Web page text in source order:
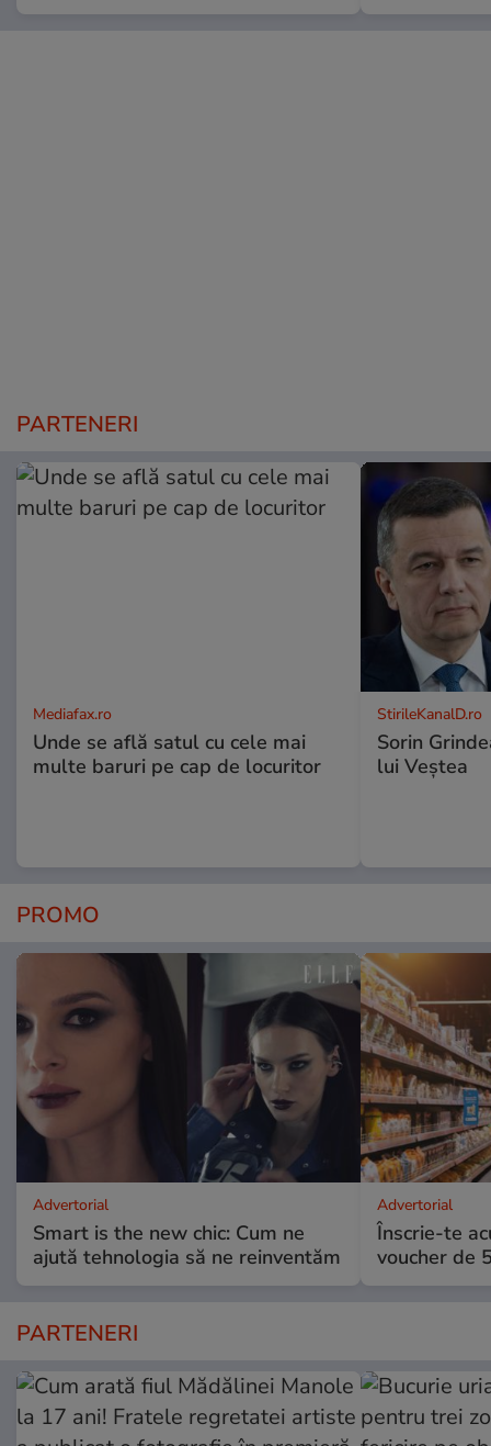
PARTENERI
Mediafax.ro
Unde se află satul cu cele mai
multe baruri pe cap de locuritor
StirileKanalD.ro
Sorin
lui Veștea
PROMO
Advertorial
Smart is the new chic: Cum ne
ajută tehnologia să ne reinventăm
Advertorial
Înscrie-te
voucher de
PARTENERI